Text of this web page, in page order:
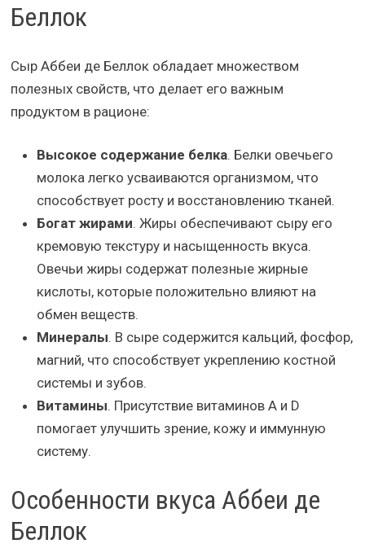
Беллок
Сыр Аббеи де Беллок обладает множеством
полезных свойств, что делает его важным
продуктом в рационе:
Высокое содержание белка. Белки овечьего
молока легко усваиваются организмом, что
способствует росту и восстановлению тканей.
Богат жирами. Жиры обеспечивают сыру его
кремовую текстуру и насыщенность вкуса.
Овечьи жиры содержат полезные жирные
кислоты, которые положительно влияют на
обмен веществ.
Минералы. В сыре содержится кальций, фосфор,
магний, что способствует укреплению костной
системы и зубов.
Витамины. Присутствие витаминов А и D
помогает улучшить зрение, кожу и иммунную
систему.
Особенности вкуса Аббеи де
Беллок